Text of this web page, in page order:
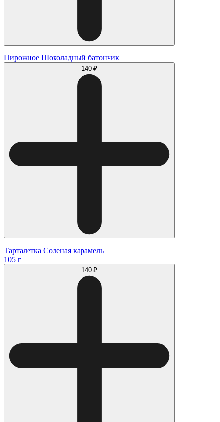
Пирожное Шоколадный батончик
140 ₽
Тарталетка Соленая карамель
105 г
140 ₽